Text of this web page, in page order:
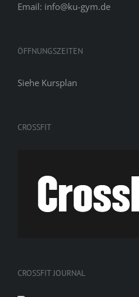
Email: info@ku-gym.de
ÖFFNUNGSZEITEN
Siehe Kursplan
CROSSFIT
CROSSFIT JOURNAL